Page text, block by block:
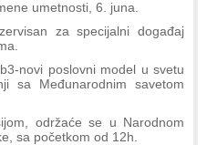
umetnosti, 6. juna.
za specijalni događaj
novi poslovni model u svetu
sa Međunarodnim savetom
održaće se u Narodnom
sa početkom od 12h.